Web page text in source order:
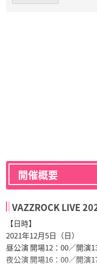
開催概要
VAZZROCK LIVE
【日時】
2021年12月5日（日）
昼公演 開場12：00／開演
夜公演 開場16：00／開演